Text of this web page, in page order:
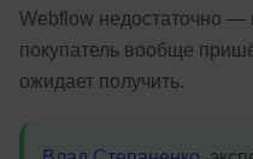
Webflow недостаточно —
покупатель вообще
ожидает получить.